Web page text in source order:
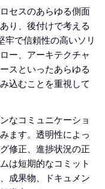
セスのあらゆる側面
り、後付けで考える
牢で信頼性の高いソリ
ー、アーキテクチャ
スといったあらゆる
込むことを重視して
なコミュニケーショ
ます。透明性によっ
修正、進捗状況の正
は短期的なコミット
成果物、ドキュメン